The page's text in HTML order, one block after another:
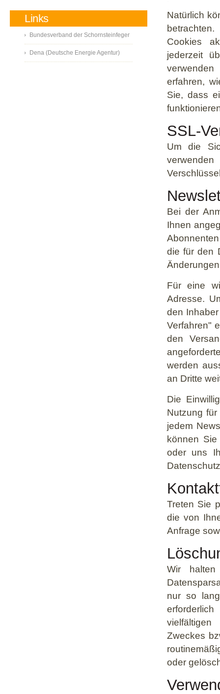
Natürlich
Cookies
jederzeit
erfahren,
Sie, dass
SSL-
Um die
Bei der
Ihnen
die für den
Für eine
Adresse.
den
Verfahren"
den
werden
an Dritte
Die
Nutzung
jedem
können
oder uns
Treten Sie
die von
Anfrage
Wir
nur so
vielfältigen
Zweckes
oder
Links
Bundesverband der Schornsteinfeger
Dena (Deutsche Energie Agentur)